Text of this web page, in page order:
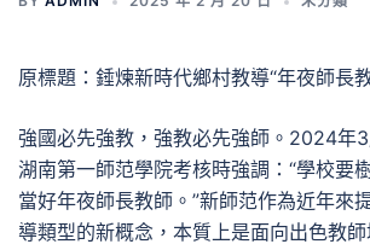
原標題：錘煉新時代鄉村教導“年夜師長
強國必先強教，強教必先強師。2024年
湖南第一師范學院考核時強調：“學校要
當好年夜師長教師。”新師范作為近年來
導類型的新概念，本質上是面向出色教